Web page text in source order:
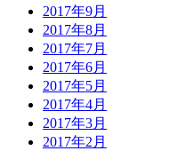
2017年9月
2017年8月
2017年7月
2017年6月
2017年5月
2017年4月
2017年3月
2017年2月